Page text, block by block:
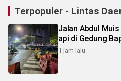
Terpopuler - Lintas
Jalan Abdul
api di Gedung
1 jam lalu